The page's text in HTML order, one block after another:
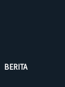
BERITA